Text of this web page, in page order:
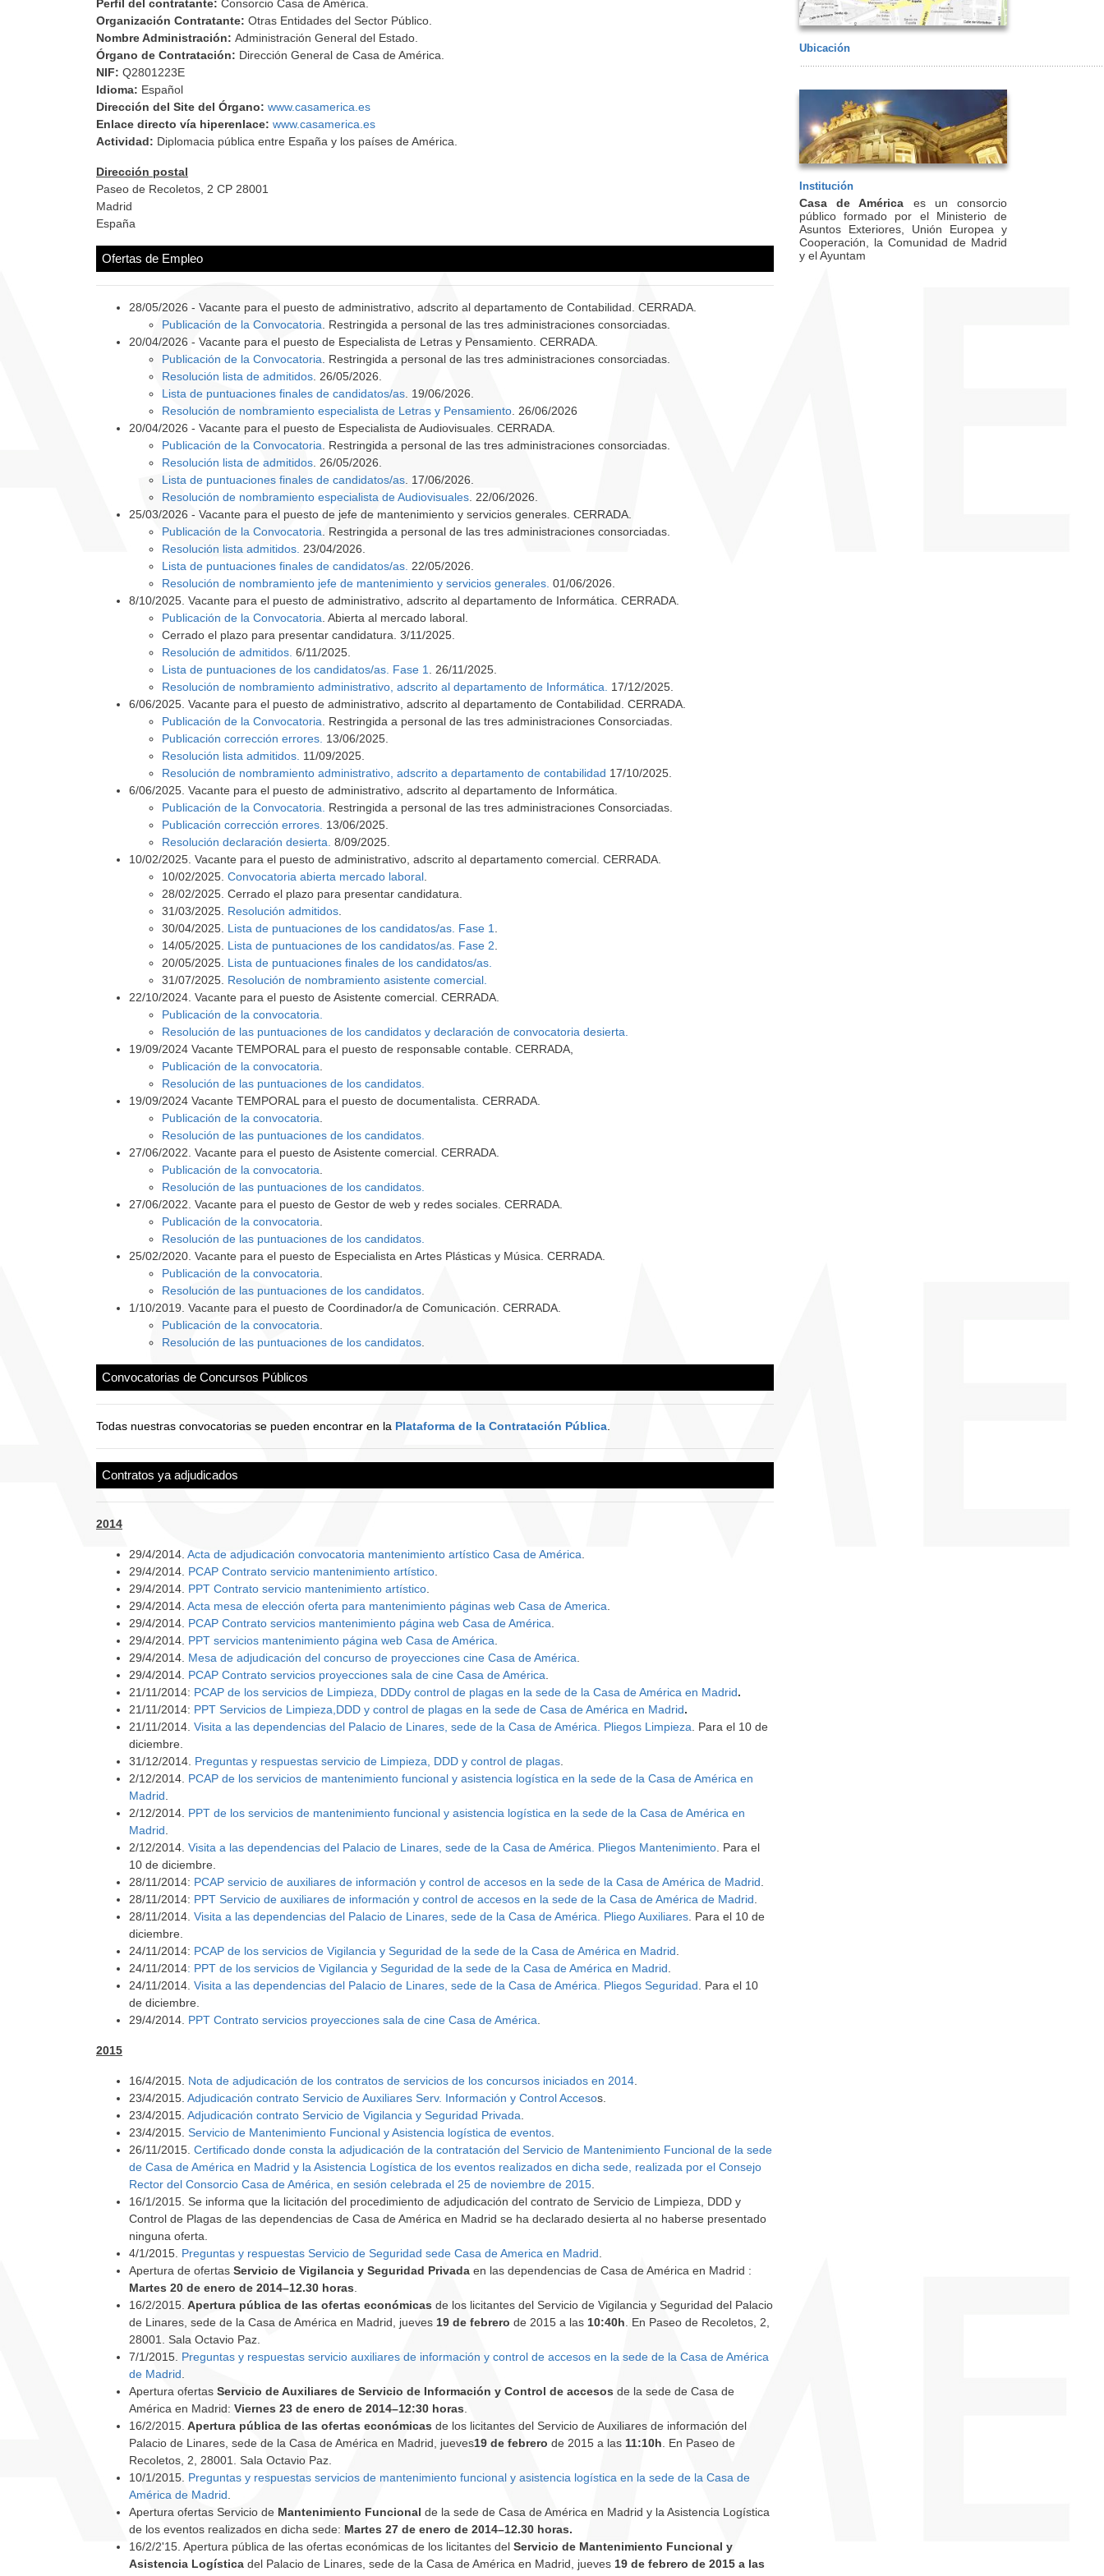
Perfil del contratante: Consorcio Casa de América.
Organización Contratante: Otras Entidades del Sector Público.
Nombre Administración: Administración General del Estado.
Órgano de Contratación: Dirección General de Casa de América.
NIF: Q2801223E
Idioma: Español
Dirección del Site del Órgano: www.casamerica.es
Enlace directo vía hiperenlace: www.casamerica.es
Actividad: Diplomacia pública entre España y los países de América.
Dirección postal
Paseo de Recoletos, 2 CP 28001
Madrid
España
Ofertas de Empleo
28/05/2026 - Vacante para el puesto de administrativo, adscrito al departamento de Contabilidad. CERRADA.
Publicación de la Convocatoria . Restringida a personal de las tres administraciones consorciadas.
20/04/2026 - Vacante para el puesto de Especialista de Letras y Pensamiento. CERRADA.
Publicación de la Convocatoria . Restringida a personal de las tres administraciones consorciadas.
Resolución lista de admitidos . 26/05/2026.
Lista de puntuaciones finales de candidatos/as . 19/06/2026.
Resolución de nombramiento especialista de Letras y Pensamiento . 26/06/2026
20/04/2026 - Vacante para el puesto de Especialista de Audiovisuales. CERRADA.
Publicación de la Convocatoria . Restringida a personal de las tres administraciones consorciadas.
Resolución lista de admitidos . 26/05/2026.
Lista de puntuaciones finales de candidatos/as . 17/06/2026.
Resolución de nombramiento especialista de Audiovisuales . 22/06/2026.
25/03/2026 - Vacante para el puesto de jefe de mantenimiento y servicios generales. CERRADA.
Publicación de la Convocatoria . Restringida a personal de las tres administraciones consorciadas.
Resolución lista admitidos. 23/04/2026.
Lista de puntuaciones finales de candidatos/as. 22/05/2026.
Resolución de nombramiento jefe de mantenimiento y servicios generales. 01/06/2026.
8/10/2025. Vacante para el puesto de administrativo, adscrito al departamento de Informática. CERRADA.
Publicación de la Convocatoria . Abierta al mercado laboral.
Cerrado el plazo para presentar candidatura. 3/11/2025.
Resolución de admitidos 6/11/2025.
Lista de puntuaciones de los candidatos/as. Fase 1
. 26/11/2025.
Resolución de nombramiento administrativo, adscrito al departamento de Informática.
17/12/2025.
6/06/2025. Vacante para el puesto de administrativo, adscrito al departamento de Contabilidad. CERRADA.
Publicación de la Convocatoria . Restringida a personal de las tres administraciones Consorciadas.
Publicación corrección errores. 13/06/2025.
Resolución lista admitidos. 11/09/2025.
Resolución de nombramiento administrativo, adscrito a departamento de contabilidad 17/10/2025.
6/06/2025. Vacante para el puesto de administrativo, adscrito al departamento de Informática.
Publicación de la Convocatoria.
Restringida a personal de las tres administraciones Consorciadas.
Publicación corrección errores. 13/06/2025. ​​​​
Resolución declaración desierta. 8/09/2025.
10/02/2025. Vacante para el puesto de administrativo, adscrito al departamento comercial. CERRADA.
10/02/2025. Convocatoria abierta mercado laboral
28/02/2025. Cerrado el plazo para presentar candidatura.
31/03/2025. Resolución admitidos
30/04/2025. Lista de puntuaciones de los candidatos/as. Fase 1
14/05/2025. Lista de puntuaciones de los candidatos/as. Fase 2
20/05/2025. Lista de puntuaciones finales de los candidatos/as.
31/07/2025. Resolución de nombramiento asistente comercial.
22/10/2024. Vacante para el puesto de Asistente comercial. CERRADA.
Publicación de la convocatoria.
Resolución de las puntuaciones de los candidatos y declaración de convocatoria desierta.
19/09/2024 Vacante TEMPORAL para el puesto de responsable contable. CERRADA,
Publicación de la convocatoria
Resolución de las puntuaciones de los candidatos.
19/09/2024 Vacante TEMPORAL para el puesto de documentalista. CERRADA.
Publicación de la convocatoria
Resolución de las puntuaciones de los candidatos.
27/06/2022. Vacante para el puesto de Asistente comercial. CERRADA.
Publicación de la convocatoria
Resolución de las puntuaciones de los candidatos.
27/06/2022. Vacante para el puesto de Gestor de web y redes sociales. CERRADA.
Publicación de la convocatoria
Resolución de las puntuaciones de los candidatos.
25/02/2020. Vacante para el puesto de Especialista en Artes Plásticas y Música. CERRADA.
Publicación de la convocatoria
Resolución de las puntuaciones de los candidatos
1/10/2019. Vacante para el puesto de Coordinador/a de Comunicación. CERRADA.
Publicación de la convocatoria
Resolución de las puntuaciones de los candidatos
Convocatorias de Concursos Públicos
Todas nuestras convocatorias se pueden encontrar en la Plataforma de la Contratación Pública
Contratos ya adjudicados
2014
29/4/2014. Acta de adjudicación convocatoria mantenimiento artístico Casa de América
29/4/2014. PCAP Contrato servicio mantenimiento artístico
29/4/2014. PPT Contrato servicio mantenimiento artístico
29/4/2014. Acta mesa de elección oferta para mantenimiento páginas web Casa de America
29/4/2014. PCAP Contrato servicios mantenimiento página web Casa de América
29/4/2014. PPT servicios mantenimiento página web Casa de América
29/4/2014. Mesa de adjudicación del concurso de proyecciones cine Casa de América
29/4/2014. PCAP Contrato servicios proyecciones sala de cine Casa de América
21/11/2014: PCAP de los servicios de Limpieza, DDDy control de plagas en la sede de la Casa de América en Madrid.
21/11/2014: PPT Servicios de Limpieza,DDD y control de plagas en la sede de Casa de América en Madrid.
21/11/2014. Visita a las dependencias del Palacio de Linares, sede de la Casa de América. Pliegos Limpieza . Para el 10 de
diciembre.
31/12/2014. Preguntas y respuestas servicio de Limpieza, DDD y control de plagas
2/12/2014. PCAP de los servicios de mantenimiento funcional y asistencia logística en la sede de la Casa de América en
Madrid
2/12/2014. PPT de los servicios de mantenimiento funcional y asistencia logística en la sede de la Casa de América en
Madrid
2/12/2014. Visita a las dependencias del Palacio de Linares, sede de la Casa de América. Pliegos Mantenimiento . Para el
10 de diciembre.
28/11/2014: PCAP servicio de auxiliares de información y control de accesos en la sede de la Casa de América de Madrid
28/11/2014: PPT Servicio de auxiliares de información y control de accesos en la sede de la Casa de América de Madrid
28/11/2014. Visita a las dependencias del Palacio de Linares, sede de la Casa de América. Pliego Auxiliares . Para el 10 de
diciembre.
24/11/2014: PCAP de los servicios de Vigilancia y Seguridad de la sede de la Casa de América en Madrid
24/11/2014: PPT de los servicios de Vigilancia y Seguridad de la sede de la Casa de América en Madrid
24/11/2014. Visita a las dependencias del Palacio de Linares, sede de la Casa de América. Pliegos Seguridad . Para el 10
de diciembre.
29/4/2014. PPT Contrato servicios proyecciones sala de cine Casa de América
2015
16/4/2015. Nota de adjudicación de los contratos de servicios de los concursos iniciados en 2014
23/4/2015. Adjudicación contrato Servicio de Auxiliares Serv. Información y Control Accesos.
23/4/2015. Adjudicación contrato Servicio de Vigilancia y Seguridad Privada
23/4/2015. Servicio de Mantenimiento Funcional y Asistencia logística de eventos
26/11/2015. Certificado donde consta la adjudicación de la contratación del Servicio de Mantenimiento Funcional de la sede
de Casa de América en Madrid y la Asistencia Logística de los eventos realizados en dicha sede, realizada por el Consejo
Rector del Consorcio Casa de América, en sesión celebrada el 25 de noviembre de 2015
16/1/2015. Se informa que la licitación del procedimiento de adjudicación del contrato de Servicio de Limpieza, DDD y
Control de Plagas de las dependencias de Casa de América en Madrid se ha declarado desierta al no haberse presentado
ninguna oferta.
4/1/2015. Preguntas y respuestas Servicio de Seguridad sede Casa de America en Madrid
Apertura de ofertas Servicio de Vigilancia y Seguridad Privada en las dependencias de Casa de América en Madrid :
Martes 20 de enero de 2014–12.30 horas
16/2/2015. Apertura pública de las ofertas económicas de los licitantes del Servicio de Vigilancia y Seguridad del Palacio
de Linares, sede de la Casa de América en Madrid, jueves 19 de febrero de 2015 a las 10:40h . En Paseo de Recoletos, 2,
28001. Sala Octavio Paz.
7/1/2015. Preguntas y respuestas servicio auxiliares de información y control de accesos en la sede de la Casa de América
de Madrid
Apertura ofertas Servicio de Auxiliares de Servicio de Información y Control de accesos de la sede de Casa de
América en Madrid: Viernes 23 de enero de 2014–12:30 horas
16/2/2015. Apertura pública de las ofertas económicas de los licitantes del Servicio de Auxiliares de información del
Palacio de Linares, sede de la Casa de América en Madrid, jueves19 de febrero de 2015 a las 11:10h . En Paseo de
Recoletos, 2, 28001. Sala Octavio Paz.
10/1/2015. Preguntas y respuestas servicios de mantenimiento funcional y asistencia logística en la sede de la Casa de
América de Madrid
Apertura ofertas Servicio de Mantenimiento Funcional de la sede de Casa de América en Madrid y la Asistencia Logística
de los eventos realizados en dicha sede: Martes 27 de enero de 2014–12.30 horas.
16/2/2'15. Apertura pública de las ofertas económicas de los licitantes del Servicio de Mantenimiento Funcional y
Asistencia Logística del Palacio de Linares, sede de la Casa de América en Madrid, jueves 19 de febrero de 2015 a las
Ubicación
Institución
Casa de América es un consorcio
público formado por el Ministerio de
Asuntos Exteriores, Unión Europea y
Cooperación, la Comunidad de Madrid
y el Ayuntam